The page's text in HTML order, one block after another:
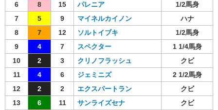
6
8 15 パレニア
1/2馬身
7
5 9 マイネルカイノン
ハナ
8
7 12 ソルトイブキ
1/2馬身
9
4 7 スペクター
1 1/4馬身
10
2 3 クリノフラッシュ
クビ
11
4 6 ジェミニズ
2 1/2馬身
12
2 2 エクスパートラン
クビ
13
6 11 サンライズセナ
クビ